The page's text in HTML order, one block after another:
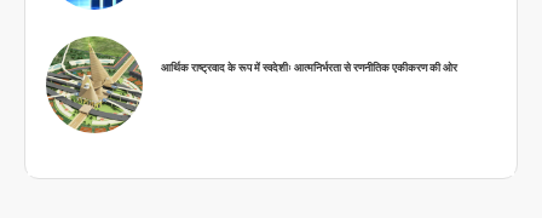
आर्थिक राष्ट्रवाद के रूप में स्वदेशीः आत्मनिर्भरता से रणनीतिक एकीकरण की ओर